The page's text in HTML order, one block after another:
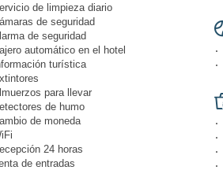
de limpieza diario
de seguridad
de seguridad
automático en el hotel
turística
para llevar
de humo
de moneda
24 horas
de entradas